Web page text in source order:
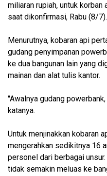
miliaran rupiah, untuk korban
saat dikonfirmasi, Rabu (8/7).
Menurutnya, kobaran api
gudang penyimpanan
ke dua bangunan lain yang
mainan dan alat tulis kantor.
"Awalnya gudang
katanya.
Untuk menjinakkan kobaran
mengerahkan sedikitnya 16
personel dari berbagai
tidak semakin meluas ke